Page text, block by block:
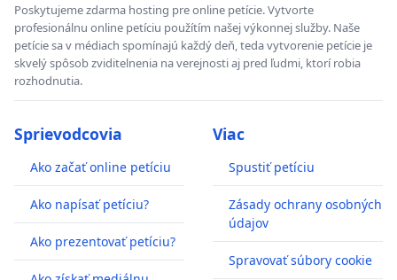
Poskytujeme zdarma hosting pre online petície. Vytvorte
profesionálnu online petíciu použítím našej výkonnej služby. Naše
petície sa v médiach spomínajú každý deň, teda vytvorenie petície je
skvelý spôsob zviditelnenia na verejnosti aj pred ľudmi, ktorí robia
rozhodnutia.
Sprievodcovia
Ako začať online petíciu
Ako napísať petíciu?
Ako prezentovať petíciu?
Viac
Spustiť petíciu
Zásady ochrany osobných
údajov
Spravovať súbory cookie